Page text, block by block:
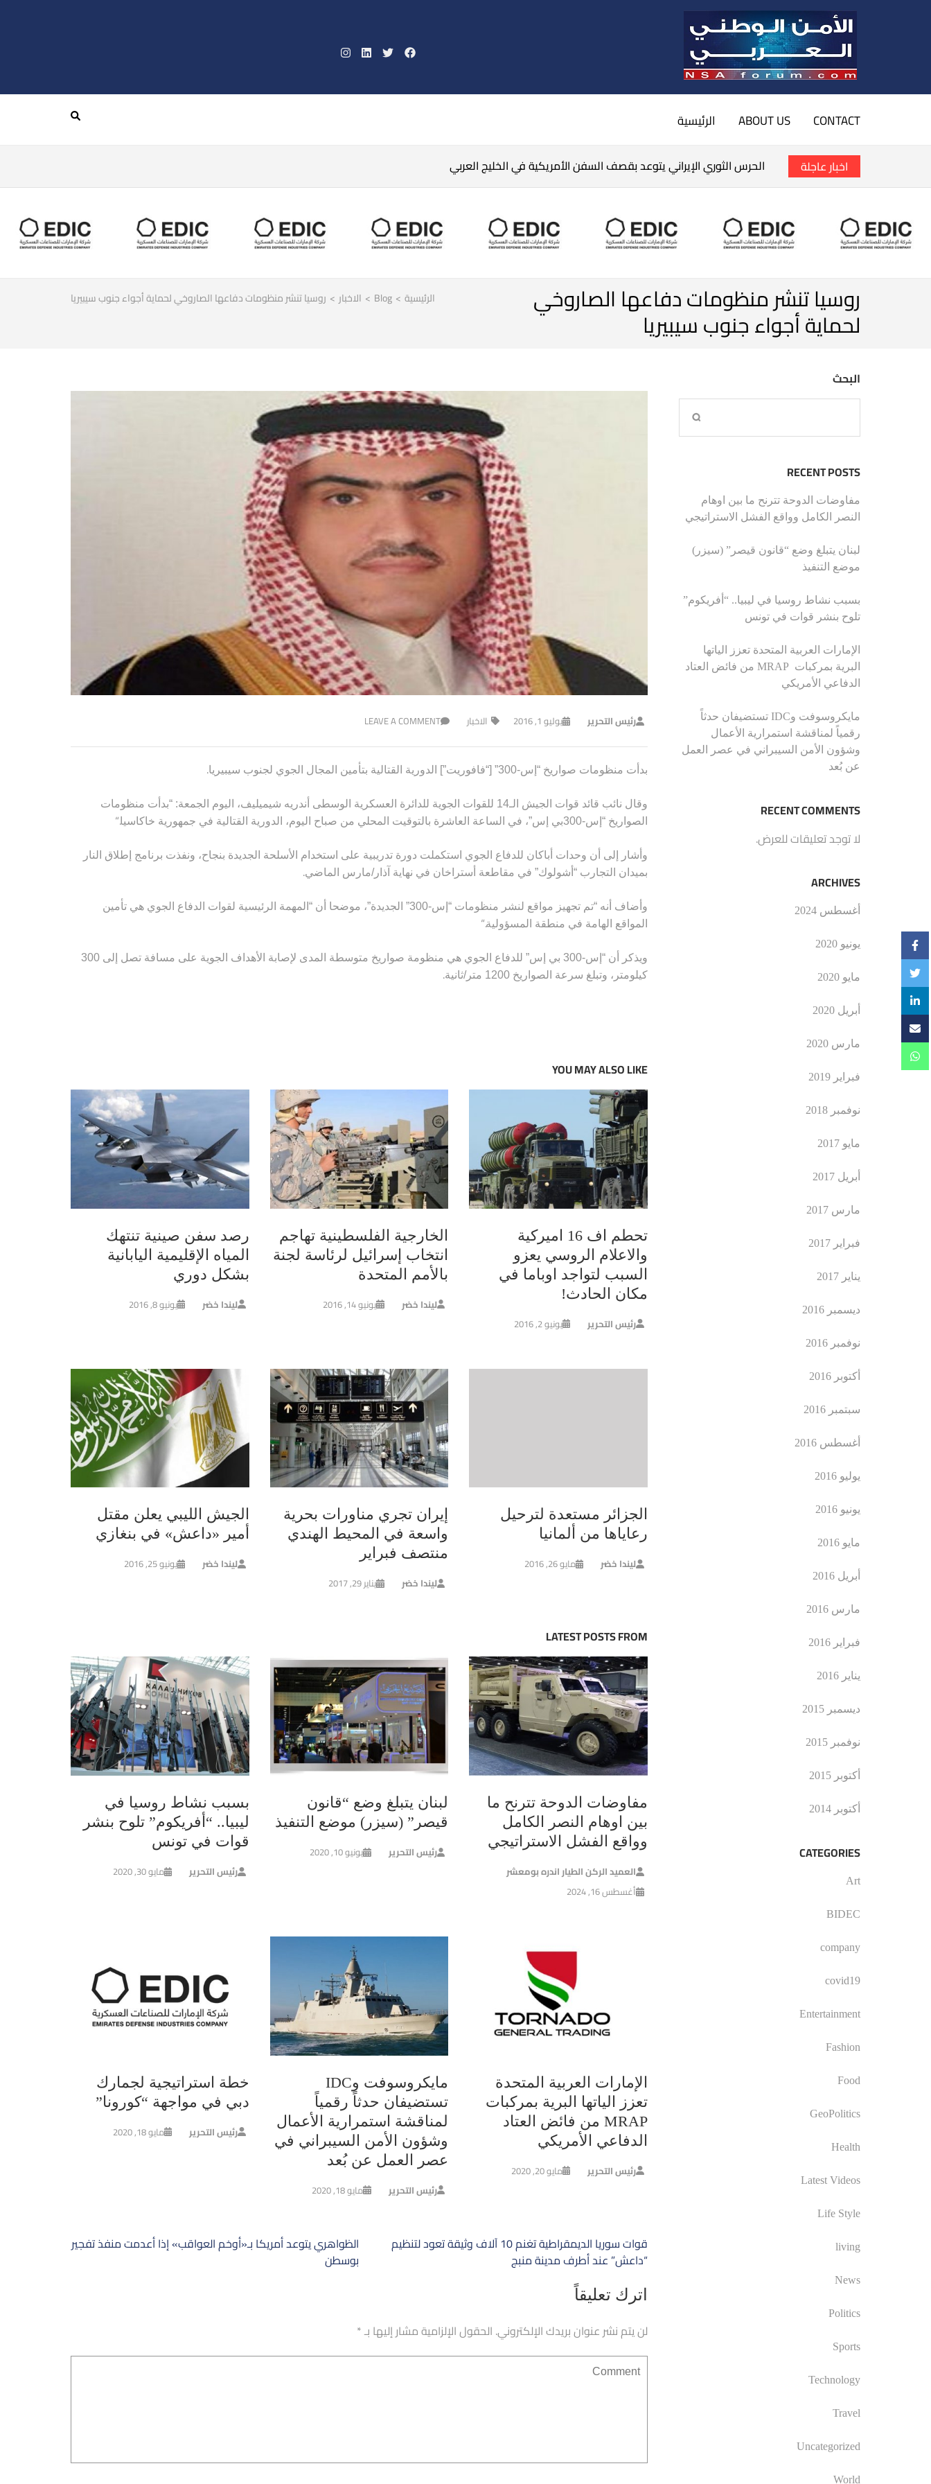
CONTACT
ABOUT US الرئيسية
اخبار عاجلة الحرس الثوري الإيراني يتوعد بقصف السفن الأمريكية في الخليج العربي
الرئيسية >
Blog
> الاخبار > روسيا تنشر منظومات دفاعها الصاروخي لحماية أجواء جنوب سيبيريا روسيا تنشر منظومات دفاعها الصاروخي
لحماية أجواء جنوب سيبيريا
رئيس التحرير يوليو 1, 2016 الاخبار LEAVE A COMMENT
بدأت منظومات صواريخ “إس-300” [“فافوريت”] الدورية القتالية بتأمين المجال الجوي لجنوب سيبيريا .
وقال نائب قائد قوات الجيش الـ14 للقوات الجوية للدائرة العسكرية الوسطى أندريه شيميليف، اليوم الجمعة: “بدأت منظومات
الصواريخ “إس-300بي إس”، في الساعة العاشرة بالتوقيت المحلي من صباح اليوم، الدورية القتالية في جمهورية خاكاسيا
“.
وأشار إلى أن وحدات أباكان للدفاع الجوي استكملت دورة تدريبية على استخدام الأسلحة الجديدة بنجاح، ونفذت برنامج إطلاق النار
بميدان التجارب “أشولوك” في مقاطعة أستراخان في نهاية آذار/مارس الماضي.
وأضاف أنه “تم تجهيز مواقع لنشر منظومات “إس-300” الجديدة”، موضحا أن “المهمة الرئيسية لقوات الدفاع الجوي هي تأمين
المواقع الهامة في منطقة المسؤولية“.
ويذكر أن “إس-300 بي إس” للدفاع الجوي هي منظومة صواريخ متوسطة المدى لإصابة الأهداف الجوية على مسافة تصل إلى 300
كيلومتر، وتبلغ سرعة الصواريخ 1200 متر/ثانية
.
YOU MAY ALSO LIKE
تحطم اف 16 اميركية
والاعلام الروسي يعزو
السبب لتواجد اوباما في
مكان الحادث!
رئيس التحرير يونيو 2, 2016
الخارجية الفلسطينية تهاجم
انتخاب إسرائيل لرئاسة لجنة
بالأمم المتحدة
ليندا خضر يونيو 14, 2016
رصد سفن صينية تنتهك
المياه الإقليمية اليابانية
بشكل دوري
ليندا خضر يونيو 8, 2016
الجزائر مستعدة لترحيل
رعاياها من ألمانيا
ليندا خضر مايو 26, 2016
إيران تجري مناورات بحرية
واسعة في المحيط الهندي
منتصف فبراير
ليندا خضر يناير 29, 2017
الجيش الليبي يعلن مقتل
أمير «داعش» في بنغازي
ليندا خضر يونيو 25, 2016
LATEST POSTS FROM
مفاوضات الدوحة تترنح ما
بين اوهام النصر الكامل
وواقع الفشل الاستراتيجي
العميد الركن الطيار اندره بومعشر
أغسطس 16, 2024
لبنان يتبلغ وضع “قانون
قيصر” (سيزر) موضع التنفيذ
رئيس التحرير يونيو 10, 2020
بسبب نشاط روسيا في
ليبيا.. “أفريكوم” تلوح بنشر
قوات في تونس
رئيس التحرير مايو 30, 2020
الإمارات العربية المتحدة
تعزز الياتها البرية بمركبات
MRAP من فائض العتاد
الدفاعي الأمريكي
رئيس التحرير مايو 20, 2020
مايكروسوفت وIDC
تستضيفان حدثاً رقمياً
لمناقشة استمرارية الأعمال
وشؤون الأمن السيبراني في
عصر العمل عن بُعد
رئيس التحرير مايو 18, 2020
خطة استراتيجية لجمارك
دبي في مواجهة “كورونا”
رئيس التحرير مايو 18, 2020
تصفّح
المقالات
الظواهري يتوعد أمريكا بـ«أوخم العواقب» إذا أعدمت منفذ تفجير
بوسطن
قوات سوريا الديمقراطية تغنم 10 آلاف وثيقة تعود لتنظيم
“داعش” عند أطرف مدينة منبج
اترك تعليقاً
لن يتم نشر عنوان بريدك الإلكتروني. الحقول الإلزامية مشار إليها بـ*
البحث
RECENT POSTS
مفاوضات الدوحة تترنح ما بين اوهام
النصر الكامل وواقع الفشل الاستراتيجي
لبنان يتبلغ وضع “قانون قيصر” (سيزر)
موضع التنفيذ
بسبب نشاط روسيا في ليبيا.. “أفريكوم”
تلوح بنشر قوات في تونس
الإمارات العربية المتحدة تعزز الياتها
البرية بمركبات MRAP من فائض العتاد
الدفاعي الأمريكي
مايكروسوفت وIDC تستضيفان حدثاً
رقمياً لمناقشة استمرارية الأعمال
وشؤون الأمن السيبراني في عصر العمل
عن بُعد
RECENT COMMENTS
لا توجد تعليقات للعرض.
ARCHIVES
أغسطس 2024
يونيو 2020
مايو 2020
أبريل 2020
مارس 2020
فبراير 2019
نوفمبر 2018
مايو 2017
أبريل 2017
مارس 2017
فبراير 2017
يناير 2017
ديسمبر 2016
نوفمبر 2016
أكتوبر 2016
سبتمبر 2016
أغسطس 2016
يوليو 2016
يونيو 2016
مايو 2016
أبريل 2016
مارس 2016
فبراير 2016
يناير 2016
ديسمبر 2015
نوفمبر 2015
أكتوبر 2015
أكتوبر 2014
CATEGORIES
Art
BIDEC
company
covid19
Entertainment
Fashion
Food
GeoPolitics
Health
Latest Videos
Life Style
living
News
Politics
Sports
Technology
Travel
Uncategorized
World